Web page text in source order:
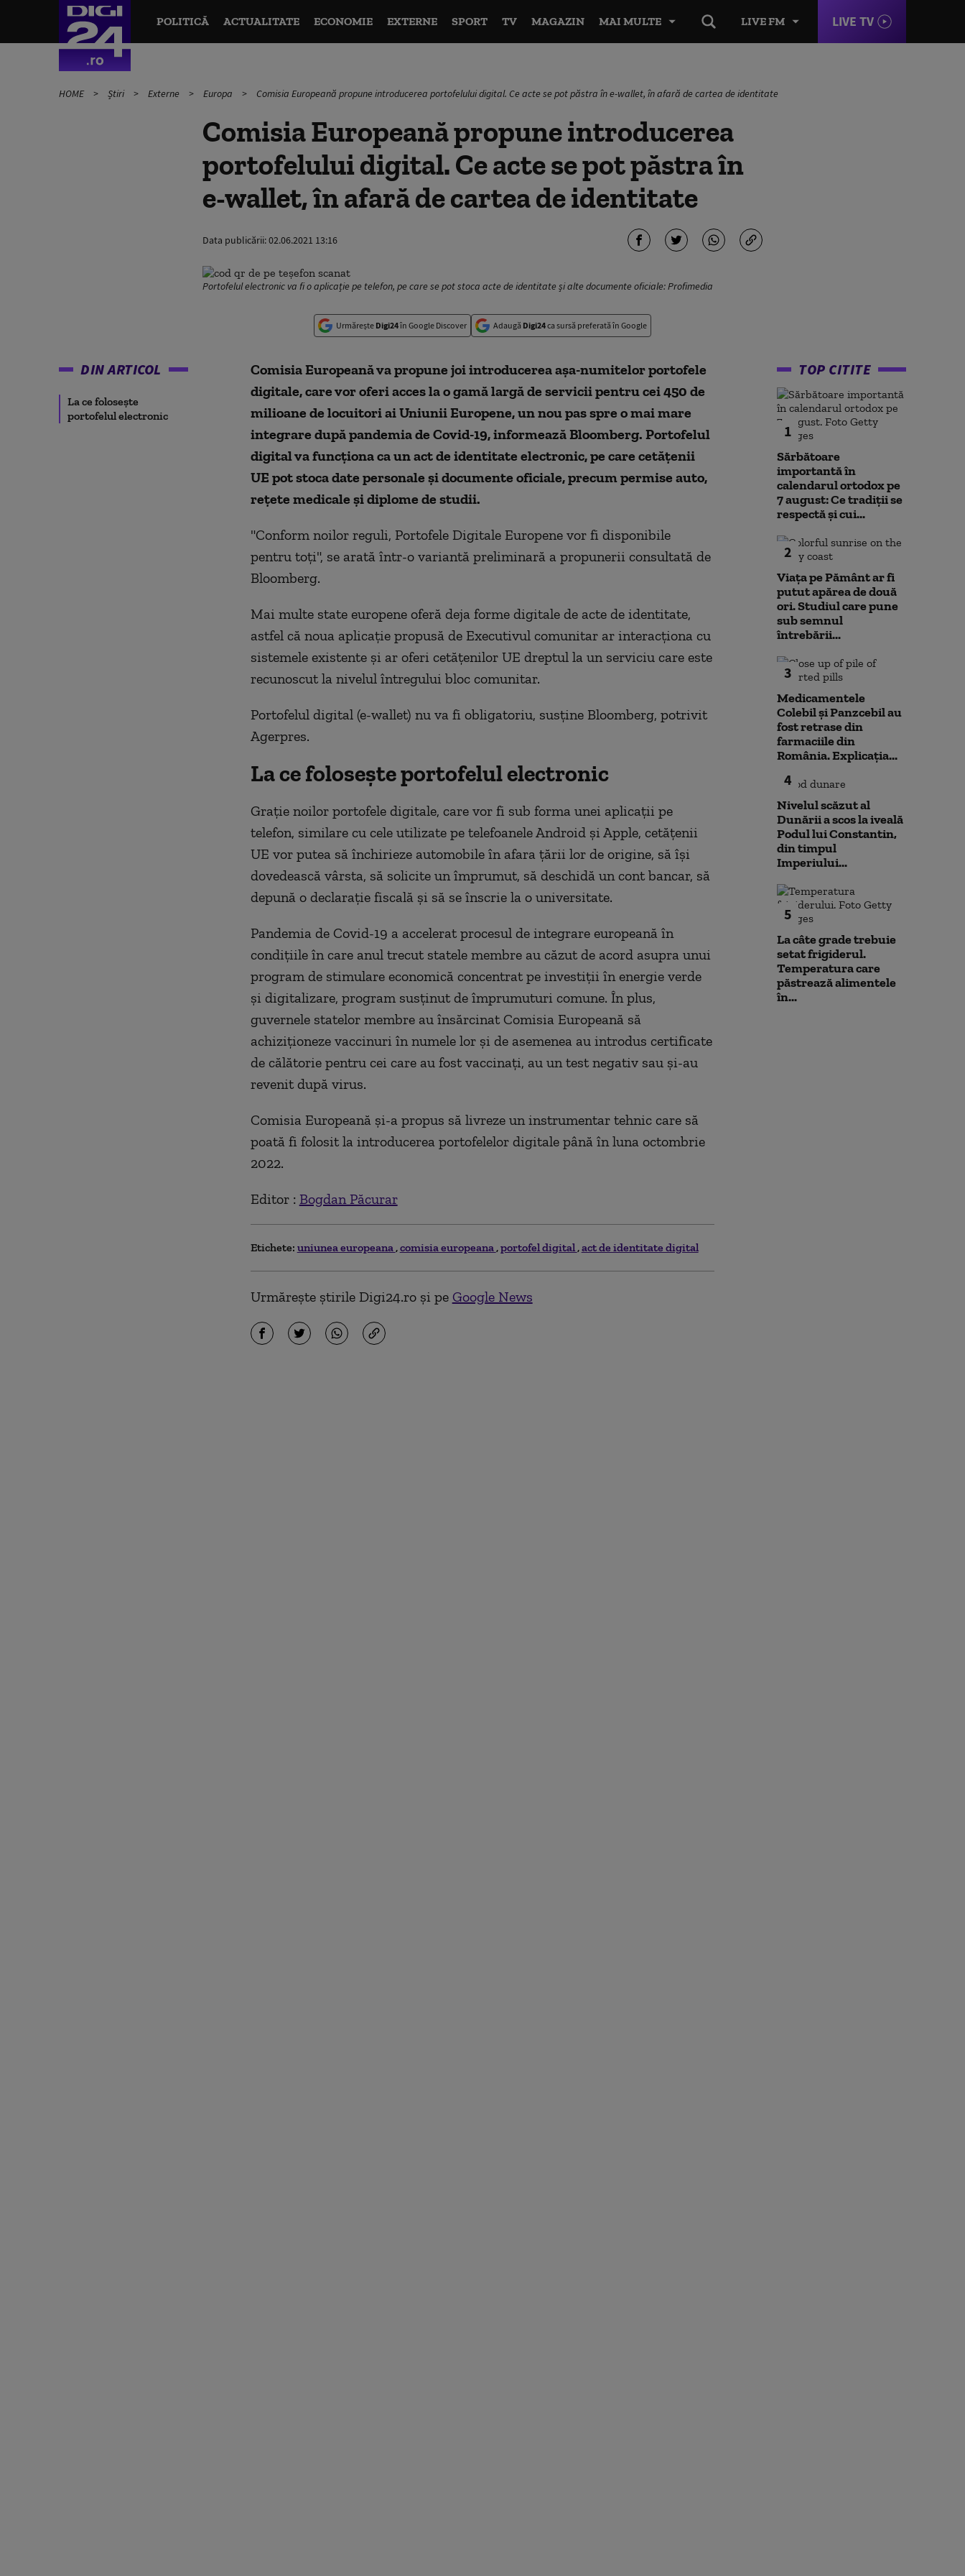
LIVE FM LIVE TV
POLITICĂ ACTUALITATE ECONOMIE EXTERNE SPORT TV MAGAZIN MAI MULTE
HOME Știri Externe Europa Comisia Europeană propune introducerea portofelului digital. Ce acte se pot păstra în e-wallet, în afară de cartea de identitate
Comisia Europeană propune introducerea
portofelului digital. Ce acte se pot păstra în
e-wallet, în afară de cartea de identitate
Data publicării:02.06.2021 13:16
Portofelul electronic va fi o aplicație pe telefon, pe care se pot stoca acte de identitate și alte documente oficiale: Profimedia
Urmărește Digi24în Google Discover Adaugă Digi24ca sursă preferată în Google
DIN ARTICOL
La ce folosește
portofelul electronic
Comisia Europeană va propune joi introducerea aşa-numitelor portofele
digitale, care vor oferi acces la o gamă largă de servicii pentru cei 450 de
milioane de locuitori ai Uniunii Europene, un nou pas spre o mai mare
integrare după pandemia de Covid-19, informează Bloomberg. Portofelul
digital va funcționa ca un act de identitate electronic, pe care cetățenii
UE pot stoca date personale şi documente oficiale, precum permise auto,
reţete medicale şi diplome de studii.
"Conform noilor reguli, Portofele Digitale Europene vor fi disponibile
pentru toţi", se arată într-o variantă preliminară a propunerii consultată de
Bloomberg.
Mai multe state europene oferă deja forme digitale de acte de identitate,
astfel că noua aplicaţie propusă de Executivul comunitar ar interacţiona cu
sistemele existente şi ar oferi cetăţenilor UE dreptul la un serviciu care este
recunoscut la nivelul întregului bloc comunitar.
Portofelul digital (e-wallet) nu va fi obligatoriu, susţine Bloomberg, potrivit
Agerpres.
La ce folosește portofelul electronic
Graţie noilor portofele digitale, care vor fi sub forma unei aplicaţii pe
telefon, similare cu cele utilizate pe telefoanele Android şi Apple, cetăţenii
UE vor putea să închirieze automobile în afara ţării lor de origine, să îşi
dovedească vârsta, să solicite un împrumut, să deschidă un cont bancar, să
depună o declaraţie fiscală şi să se înscrie la o universitate.
Pandemia de Covid-19 a accelerat procesul de integrare europeană în
condiţiile în care anul trecut statele membre au căzut de acord asupra unui
program de stimulare economică concentrat pe investiţii în energie verde
şi digitalizare, program susţinut de împrumuturi comune. În plus,
guvernele statelor membre au însărcinat Comisia Europeană să
achiziţioneze vaccinuri în numele lor şi de asemenea au introdus certificate
de călătorie pentru cei care au fost vaccinaţi, au un test negativ sau şi-au
revenit după virus.
Comisia Europeană şi-a propus să livreze un instrumentar tehnic care să
poată fi folosit la introducerea portofelelor digitale până în luna octombrie
2022.
Editor : Bogdan Păcurar
Etichete: uniunea europeana comisia europeana portofel digital act de identitate digital
Urmărește știrile Digi24.ro și pe Google News
TOP CITITE
1
Sărbătoare
importantă în
calendarul ortodox pe
7 august: Ce tradiții se
respectă și cui...
2
Viața pe Pământ ar fi
putut apărea de două
ori. Studiul care pune
sub semnul
întrebării...
3
Medicamentele
Colebil și Panzcebil au
fost retrase din
farmaciile din
România. Explicația...
4
Nivelul scăzut al
Dunării a scos la iveală
Podul lui Constantin,
din timpul
Imperiului...
5
La câte grade trebuie
setat frigiderul.
Temperatura care
păstrează alimentele
în...